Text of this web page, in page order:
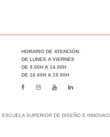
HORARIO DE ATENCIÓN:
DE LUNES A VIERNES
DE 9.00H A 14.00H
DE 16.00H A 19.00H
SUPERIOR DE DISEÑO E